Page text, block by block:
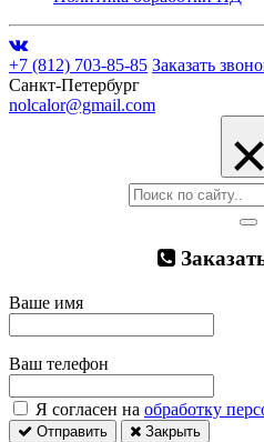
+7 (812) 703-85-85 Заказать
Санкт-Петербург
nolcalor@gmail.com
Ваше имя
Ваш телефон
Я согласен на обработку
Отправить Закрыть